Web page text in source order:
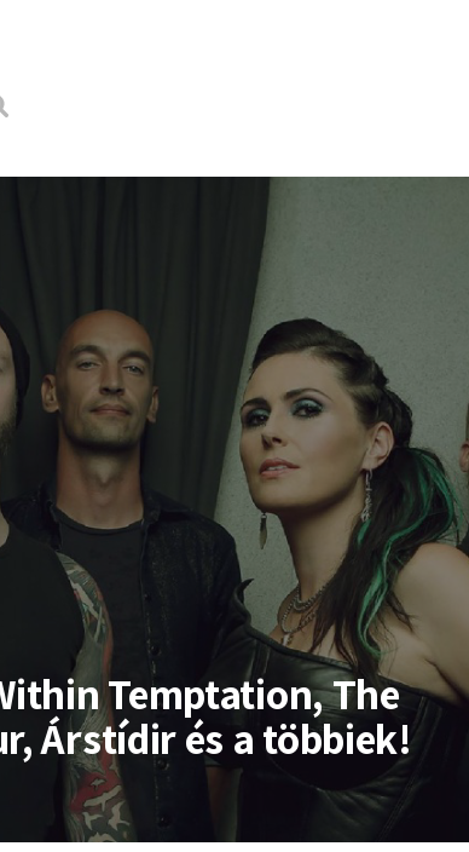
Temptation, The
Árstídir és a többiek!